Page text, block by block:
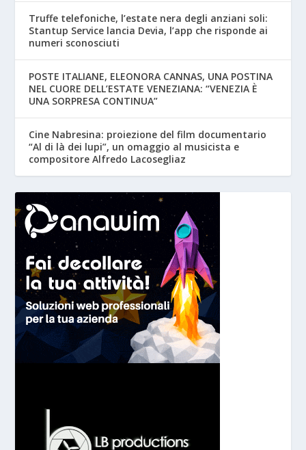
Truffe telefoniche, l’estate nera degli anziani soli:
Stantup Service lancia Devia, l’app che risponde ai
numeri sconosciuti
POSTE ITALIANE, ELEONORA CANNAS, UNA POSTINA
NEL CUORE DELL’ESTATE VENEZIANA: “VENEZIA È
UNA SORPRESA CONTINUA”
Cine Nabresina: proiezione del film documentario
“Al di là dei lupi”, un omaggio al musicista e
compositore Alfredo Lacosegliaz